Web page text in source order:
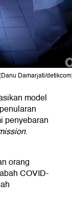
Damarjati/
model
penyebaran
.
orang
COVID-